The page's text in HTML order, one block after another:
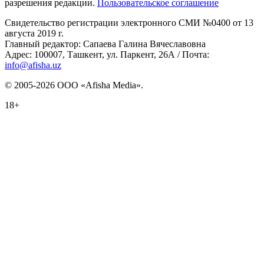
разрешения редакции.
Пользовательское соглашение
Свидетельство регистрации электронного СМИ №0400 от 13
августа 2019 г.
Главный редактор: Сапаева Галина Вячеславовна
Адрес: 100007, Ташкент, ул. Паркент, 26А / Почта:
info@afisha.uz
© 2005-2026 ООО «Afisha Media».
18+